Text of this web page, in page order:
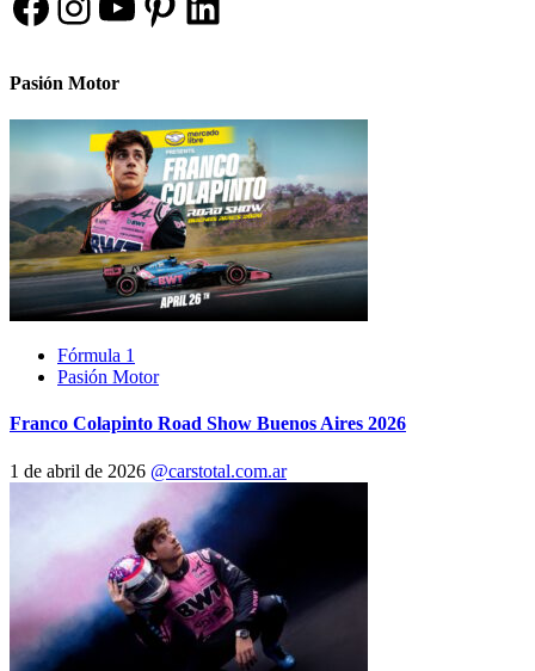
Pasión Motor
Fórmula 1
Pasión Motor
Franco Colapinto Road Show Buenos Aires 2026
1 de abril de 2026 @carstotal.com.ar